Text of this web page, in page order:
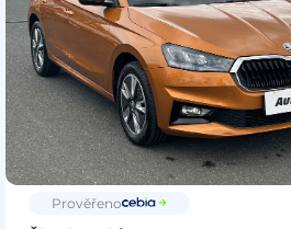
Prověřeno